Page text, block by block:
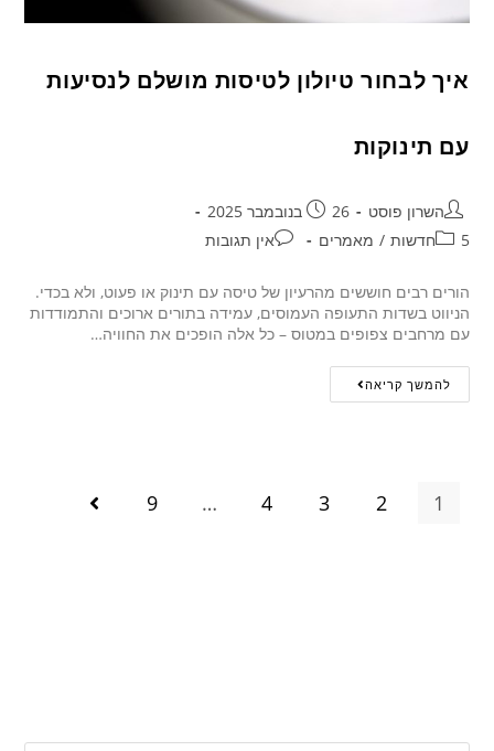
איך לבחור טיולון לטיסות מושלם לנסיעות
עם תינוקות
השרון פוסט
26 בנובמבר 2025
5חדשות
/ מאמרים אין תגובות
הורים רבים חוששים מהרעיון של טיסה עם תינוק או פעוט, ולא בכדי.
הניווט בשדות התעופה העמוסים, עמידה בתורים ארוכים והתמודדות
עם מרחבים צפופים במטוס – כל אלה הופכים את החוויה…
להמשך קריאה
1
2
3
4
…
9